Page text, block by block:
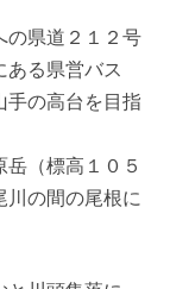
の県道２１２号
る県営バス
手の高台を目指
岳（標高１０５
川の間の尾根に